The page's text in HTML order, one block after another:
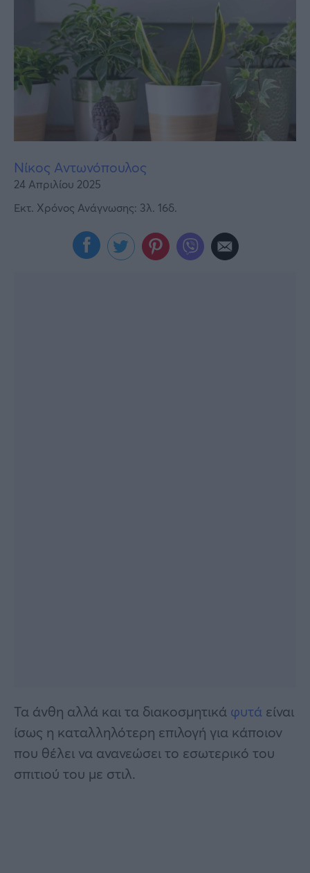
Νίκος Αντωνόπουλος
24 Απριλίου 2025
Εκτ. Χρόνος Ανάγνωσης: 3λ. 16δ.
Τα άνθη αλλά και τα διακοσμητικά φυτά είναι
ίσως η καταλληλότερη επιλογή για κάποιον
που θέλει να ανανεώσει το εσωτερικό του
σπιτιού του με στιλ.